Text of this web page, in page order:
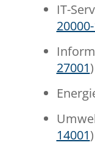
IT-
20000-
27001)
14001)